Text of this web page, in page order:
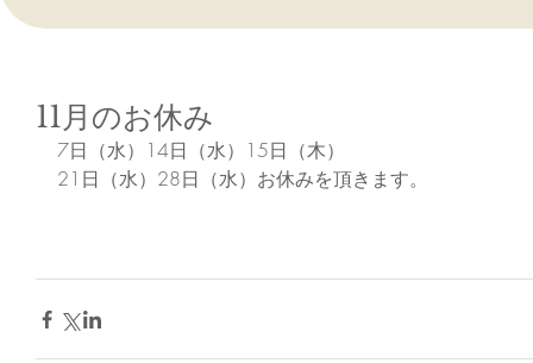
11月のお休み
7日（水）14日（水）15日（木）
21日（水）28日（水）お休みを頂きます。